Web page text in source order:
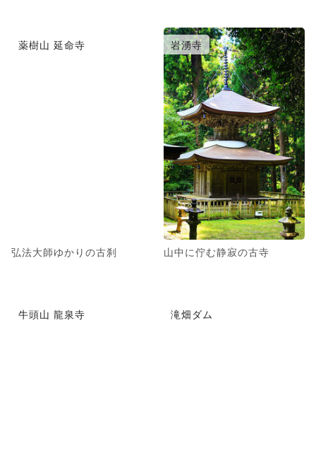
薬樹山 延命寺
弘法大師ゆかりの古刹
岩湧寺
山中に佇む静寂の古寺
牛頭山 龍泉寺 滝畑ダム